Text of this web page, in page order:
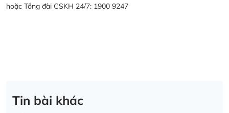
hoặc Tổng đài CSKH 24/7: 1900 9247
Tin bài khác